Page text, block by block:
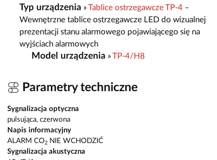
Typ urządzenia »Tablice ostrzegawcze TP-4 –
Wewnętrzne tablice ostrzegawcze LED do wizualnej
prezentacji stanu alarmowego pojawiającego się na
wyjściach alarmowych
Model urządzenia »TP-4/H8
Parametry techniczne
Sygnalizacja optyczna
pulsująca, czerwona
Napis informacyjny
ALARM CO2 NIE WCHODZIĆ
Sygnalizacja akustyczna